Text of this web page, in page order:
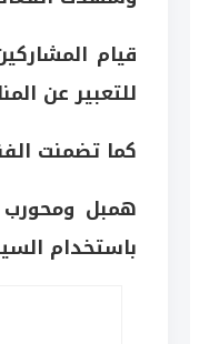
قيام
للتعبير عن
كما تضمنت
همبل ومحورب
باستخدام